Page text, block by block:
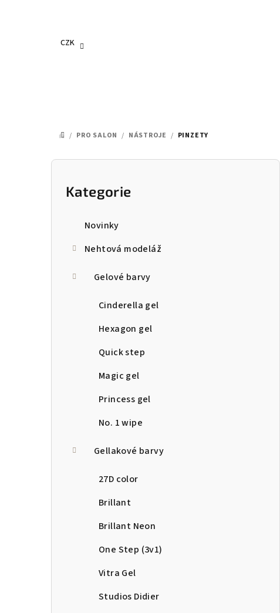
CZK
DOMŮ
/ PRO SALON / NÁSTROJE / PINZETY
P
Přeskočit
kategorie
Kategorie
Novinky
Nehtová modeláž
Gelové barvy
Cinderella gel
Hexagon gel
Quick step
Magic gel
Princess gel
No. 1 wipe
Gellakové barvy
27D color
Brillant
Brillant Neon
One Step (3v1)
Vitra Gel
Studios Didier